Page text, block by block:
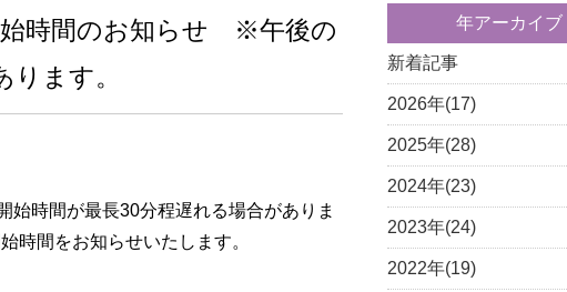
始時間のお知らせ ※午後の
ます。
始時間が最長30分程遅れる場合がありま
時間をお知らせいたします。
年アーカイブ
新着記事
2026年(17)
2025年(28)
2024年(23)
2023年(24)
2022年(19)